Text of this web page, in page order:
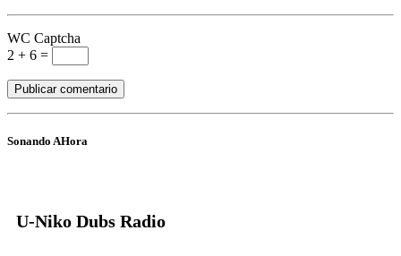
WC Captcha
2 + 6 =
Sonando AHora
U-Niko Dubs Radio